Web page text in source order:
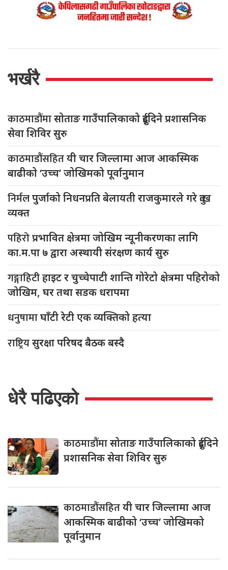
भर्खरै
काठमाडौंमासोताङ गाउँपालिकाको दुईदिने प्रशासनिक
सेवा शिविर सुरु
काठमाडौंसहितयी चार जिल्लामा आज आकस्मिक
बाढीको ‘उच्च’ जोखिमको पूर्वानुमान
निर्मलपुर्जाको निधनप्रति बेलायती राजकुमारले गरे दुःख
व्यक्त
पहिरोप्रभावित क्षेत्रमा जोखिम न्यूनीकरणका लागि
का.म.पा ७ द्वारा अस्थायी संरक्षण कार्य सुरु
गङ्गाहिटीहाइट र चुच्चेपाटी शान्ति गोरेटो क्षेत्रमा पहिरोको
जोखिम, घर तथा सडक धरापमा
धनुषामाघाँटी रेटी एक व्यक्तिको हत्या
राष्ट्रियसुरक्षा परिषद बैठक बस्दै
धेरै पढिएको
काठमाडौंमासोताङ गाउँपालिकाको दुईदिने
प्रशासनिक सेवा शिविर सुरु
काठमाडौंसहितयी चार जिल्लामा आज
आकस्मिक बाढीको ‘उच्च’ जोखिमको
पूर्वानुमान